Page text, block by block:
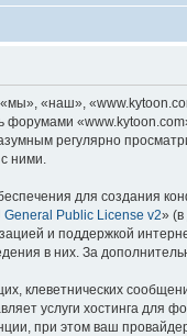
«наш»,
форумами
регулярно
ними.
для создания
General Public License v2»
и поддержкой
в них. За
клеветнических
услуги хостинга
при этом ваш